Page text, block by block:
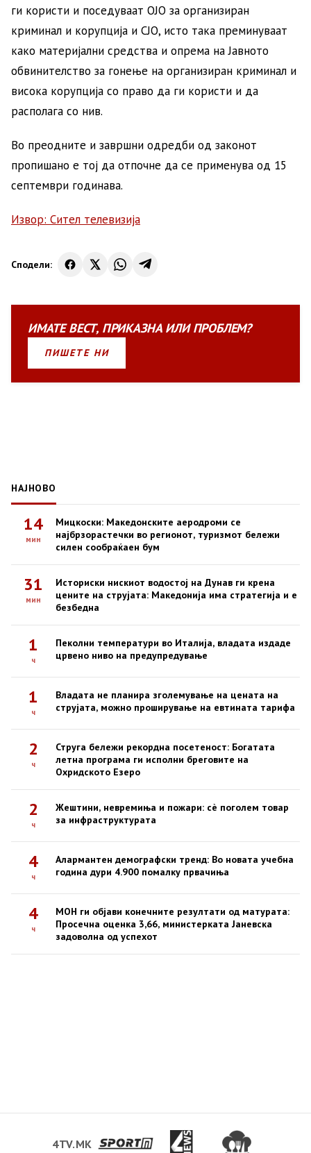
ги користи и поседуваат ОЈО за организиран
криминал и корупција и СЈО, исто така преминуваат
како материјални средства и опрема на Јавното
обвинителство за гонење на организиран криминал и
висока корупција со право да ги користи и да
располага со нив.
Во преодните и завршни одредби од законот
пропишано е тој да отпочне да се применува од 15
септември годинава.
Извор: Сител телевизија
Сподели:
ИМАТЕВЕСТ, ПРИКАЗНАИЛИПРОБЛЕМ?
ПИШЕТЕ НИ
НАЈНОВО
14
мин
Мицкоски: Македонските аеродроми се
најбрзорастечки во регионот, туризмот бележи
силен сообраќаен бум
31
мин
Историски нискиот водостој на Дунав ги крена
цените на струјата: Македонија има стратегија и е
безбедна
1
ч
Пеколни температури во Италија, владата издаде
црвено ниво на предупредување
1
ч
Владата не планира зголемување на цената на
струјата, можно проширување на евтината тарифа
2
ч
Струга бележи рекордна посетеност: Богатата
летна програма ги исполни бреговите на
Охридското Езеро
2
ч
Жештини, невремиња и пожари: сè поголем товар
за инфраструктурата
4
ч
Алармантен демографски тренд: Во новата учебна
година дури 4.900 помалку првачиња
4
ч
МОН ги објави конечните резултати од матурата:
Просечна оценка 3,66, министерката Јаневска
задоволна од успехот
4TV.MK